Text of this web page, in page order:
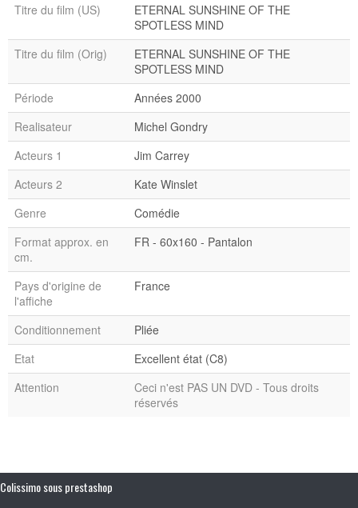
Titre du film (US)
ETERNAL SUNSHINE OF THE
SPOTLESS MIND
Titre du film (Orig)
ETERNAL SUNSHINE OF THE
SPOTLESS MIND
Période
Années 2000
Realisateur
Michel Gondry
Acteurs 1
Jim Carrey
Acteurs 2
Kate Winslet
Genre
Comédie
Format approx. en
cm.
FR - 60x160 - Pantalon
Pays d'origine de
l'affiche
France
Conditionnement
Pliée
Etat
Excellent état (C8)
Attention
Ceci n'est PAS UN DVD - Tous droits
réservés
Colissimo sous prestashop